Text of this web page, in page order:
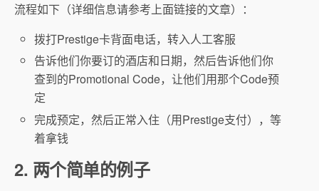
流程如下（详细信息请参考上面链接的文章）：
拨打Prestige卡背面电话，转入人工客服
告诉他们你要订的酒店和日期，然后告诉他们你
查到的Promotional Code，让他们用那个Code预
定
完成预定，然后正常入住（用Prestige支付），等
着拿钱
2. 两个简单的例子